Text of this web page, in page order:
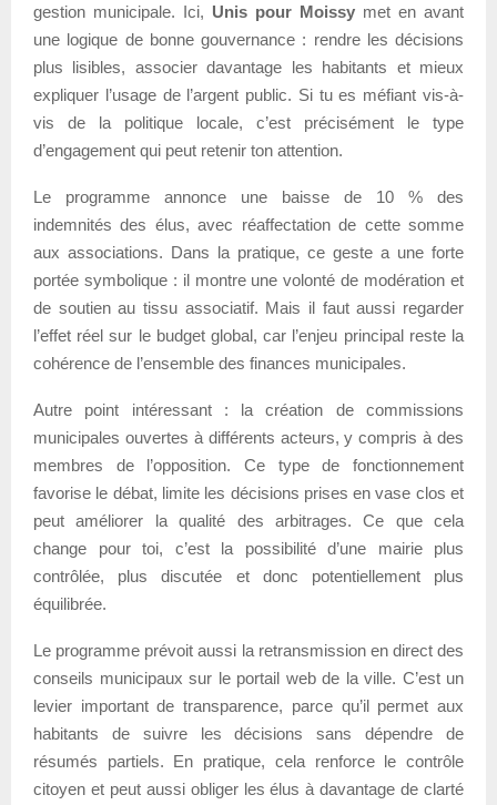
gestion municipale. Ici, Unis pour Moissy met en avant
une logique de bonne gouvernance : rendre les décisions
plus lisibles, associer davantage les habitants et mieux
expliquer l’usage de l’argent public. Si tu es méfiant vis-à-
vis de la politique locale, c’est précisément le type
d’engagement qui peut retenir ton attention.
Le programme annonce une baisse de 10 % des
indemnités des élus, avec réaffectation de cette somme
aux associations. Dans la pratique, ce geste a une forte
portée symbolique : il montre une volonté de modération et
de soutien au tissu associatif. Mais il faut aussi regarder
l’effet réel sur le budget global, car l’enjeu principal reste la
cohérence de l’ensemble des finances municipales.
Autre point intéressant : la création de commissions
municipales ouvertes à différents acteurs, y compris à des
membres de l’opposition. Ce type de fonctionnement
favorise le débat, limite les décisions prises en vase clos et
peut améliorer la qualité des arbitrages. Ce que cela
change pour toi, c’est la possibilité d’une mairie plus
contrôlée, plus discutée et donc potentiellement plus
équilibrée.
Le programme prévoit aussi la retransmission en direct des
conseils municipaux sur le portail web de la ville. C’est un
levier important de transparence, parce qu’il permet aux
habitants de suivre les décisions sans dépendre de
résumés partiels. En pratique, cela renforce le contrôle
citoyen et peut aussi obliger les élus à davantage de clarté